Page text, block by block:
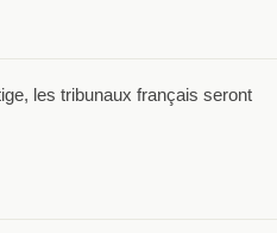
les tribunaux français seront